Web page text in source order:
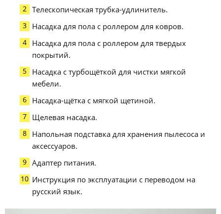
Телескопическая трубка-удлинитель.
Насадка для пола с роллером для ковров.
Насадка для пола с роллером для твердых
покрытий.
Насадка с турбощёткой для чистки мягкой
мебели.
Насадка-щётка с мягкой щетиной.
Щелевая насадка.
Напольная подставка для хранения пылесоса и
аксессуаров.
Адаптер питания.
Инструкция по эксплуатации с переводом на
русский язык.